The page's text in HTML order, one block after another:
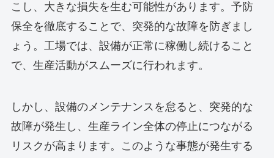
こし、大きな損失を生む可能性があります。予防
保全を徹底することで、突発的な故障を防ぎまし
ょう。工場では、設備が正常に稼働し続けること
で、生産活動がスムーズに行われます。
しかし、設備のメンテナンスを怠ると、突発的な
故障が発生し、生産ライン全体の停止につながる
リスクが高まります。このような事態が発生する